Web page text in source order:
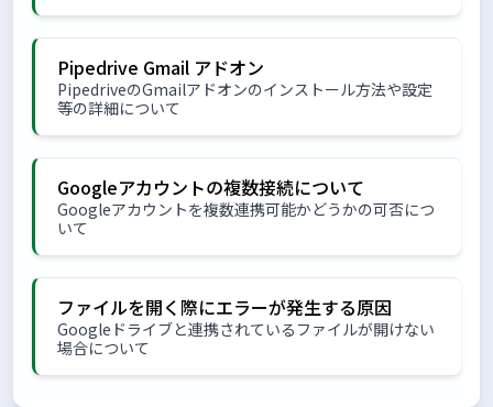
Pipedrive Gmail アドオン
PipedriveのGmailアドオンのインストール方法や設定
等の詳細について
Googleアカウントの複数接続について
Googleアカウントを複数連携可能かどうかの可否につ
いて
ファイルを開く際にエラーが発生する原因
Googleドライブと連携されているファイルが開けない
場合について